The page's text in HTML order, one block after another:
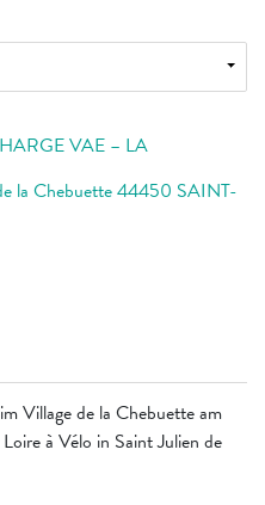
Village de la Chebuette am
à Vélo in Saint Julien de
VAE – LA
la Chebuette 44450 SAINT-